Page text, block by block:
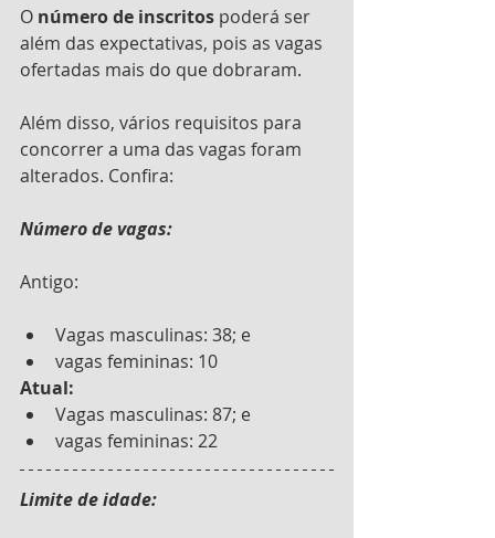
O número de inscritos poderá ser
além das expectativas, pois as vagas
ofertadas mais do que dobraram.
Além disso, vários requisitos para
concorrer a uma das vagas foram
alterados. Confira:
Número de vagas:
Antigo:
Vagas masculinas: 38; e
vagas femininas: 10
Atual:
Vagas masculinas: 87; e
vagas femininas: 22
Limite de idade: